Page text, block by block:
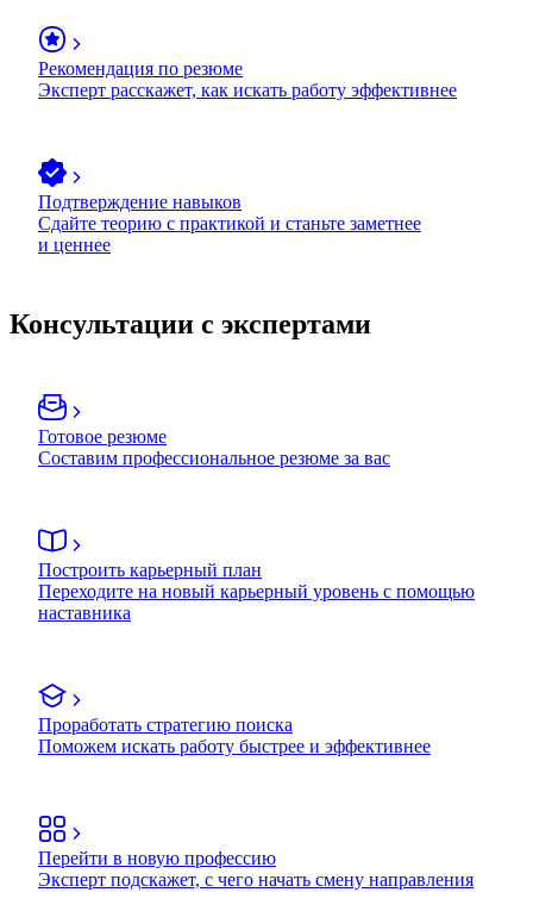
Рекомендация по резюме
Эксперт расскажет, как искать работу эффективнее
Подтверждение навыков
Сдайте теорию с практикой и станьте заметнее
и ценнее
Консультации с экспертами
Готовое резюме
Составим профессиональное резюме за вас
Построить карьерный план
Переходите на новый карьерный уровень с помощью
наставника
Проработать стратегию поиска
Поможем искать работу быстрее и эффективнее
Перейти в новую профессию
Эксперт подскажет, с чего начать смену направления